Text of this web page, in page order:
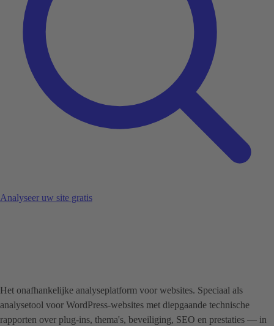
Analyseer uw site gratis
Het onafhankelijke analyseplatform voor websites. Speciaal als
analysetool voor WordPress-websites met diepgaande technische
rapporten over plug-ins, thema's, beveiliging, SEO en prestaties — in